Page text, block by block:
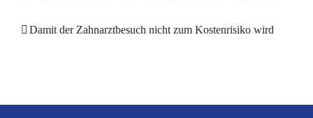
Damit der Zahnarztbesuch nicht zum Kostenrisiko wird